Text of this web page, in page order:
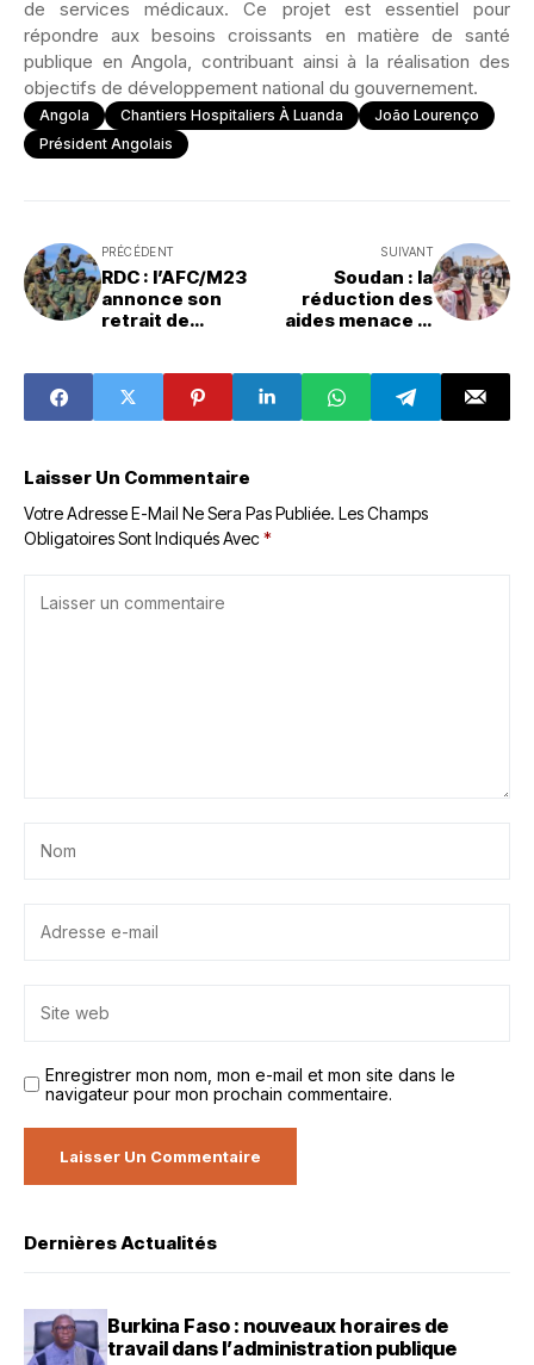
de services médicaux. Ce projet est essentiel pour
répondre aux besoins croissants en matière de santé
publique en Angola, contribuant ainsi à la réalisation des
objectifs de développement national du gouvernement.
Angola Chantiers Hospitaliers À Luanda
João Lourenço
Président Angolais
PRÉCÉDENT
RDC : l’AFC/M23
annonce son
retrait de
SUIVANT
Soudan : la
réduction des
aides menace la
Égypte
Laisser Un Commentaire
Votre Adresse E-Mail Ne Sera Pas Publiée. Les Champs
Obligatoires Sont Indiqués Avec*
Enregistrer mon nom, mon e-mail et mon site dans le
navigateur pour mon prochain commentaire.
Dernières Actualités
Burkina Faso : nouveaux horaires de
travail dans l’administration publique